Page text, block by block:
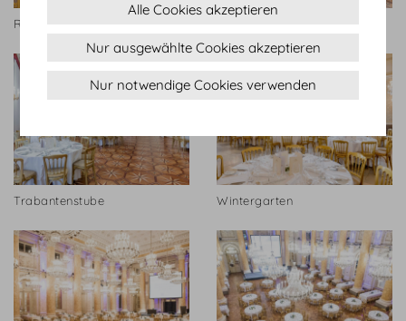
Radetzky Appartment I
Trabantenstube Wintergarten
Alle Cookies akzeptieren
Nur ausgewählte Cookies akzeptieren
Nur notwendige Cookies verwenden